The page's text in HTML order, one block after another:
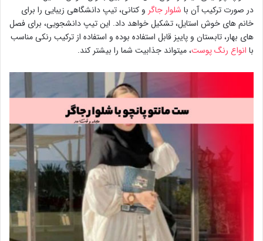
در صورت ترکیب آن با شلوار جاگر و کتانی، تیپ دانشگاهی زیبایی را برای
خانم های خوش استایل، تشکیل خواهد داد. این تیپ دانشجویی، برای فصل
های بهار، تابستان و پاییز قابل استفاده بوده و استفاده از ترکیب رنکی مناسب
با انواع رنگ پوست، میتواند جذابیت شما را بیشتر کند.